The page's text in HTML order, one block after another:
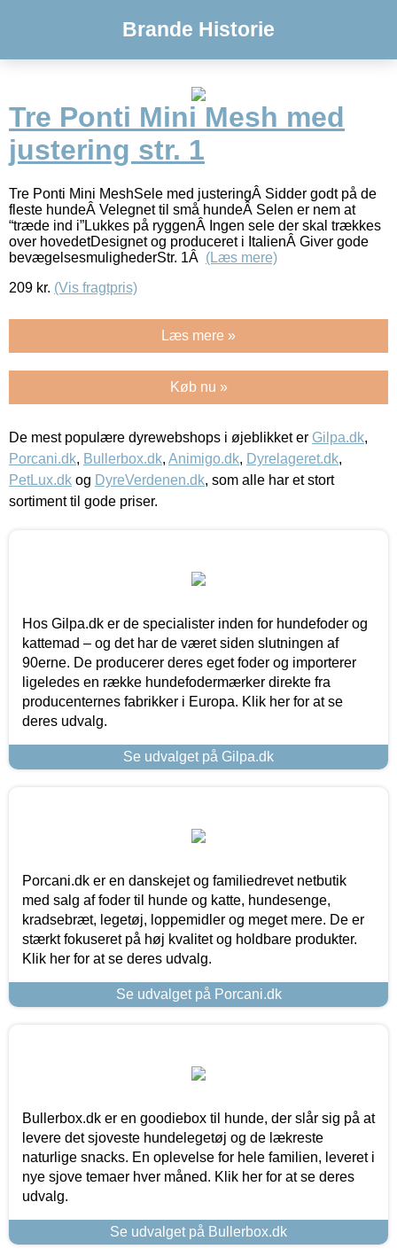
Brande Historie
Tre Ponti Mini Mesh med
justering str. 1
Tre Ponti Mini MeshSele med justeringÂ Sidder godt på de
fleste hundeÂ Velegnet til små hundeÂ Selen er nem at
“træde ind i”Lukkes på ryggenÂ Ingen sele der skal trækkes
over hovedetDesignet og produceret i ItalienÂ Giver gode
bevægelsesmulighederStr. 1Â (Læs mere)
209 kr. (Vis fragtpris)
Læs mere »
Køb nu »
De mest populære dyrewebshops i øjeblikket er Gilpa.dk,
Porcani.dk, Bullerbox.dk, Animigo.dk, Dyrelageret.dk,
PetLux.dk og DyreVerdenen.dk, som alle har et stort
sortiment til gode priser.
Hos Gilpa.dk er de specialister inden for hundefoder og
kattemad – og det har de været siden slutningen af
90erne. De producerer deres eget foder og importerer
ligeledes en række hundefodermærker direkte fra
producenternes fabrikker i Europa. Klik her for at se
deres udvalg.
Se udvalget på Gilpa.dk
Porcani.dk er en danskejet og familiedrevet netbutik
med salg af foder til hunde og katte, hundesenge,
kradsebræt, legetøj, loppemidler og meget mere. De er
stærkt fokuseret på høj kvalitet og holdbare produkter.
Klik her for at se deres udvalg.
Se udvalget på Porcani.dk
Bullerbox.dk er en goodiebox til hunde, der slår sig på at
levere det sjoveste hundelegetøj og de lækreste
naturlige snacks. En oplevelse for hele familien, leveret i
nye sjove temaer hver måned. Klik her for at se deres
udvalg.
Se udvalget på Bullerbox.dk